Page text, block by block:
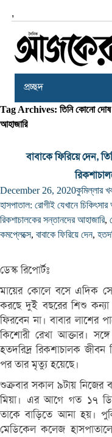
,
প্রচ্ছদ
Tag Archives: তিনি কোনো দোষ
আহাজারি
বাবাকে ফিরিয়ে দেন,
December 26, 2020কুমিল্লার
হাসপাতাল: রোগীই যেখানে
রিকশাচালকের সন্তানদের আহাজারি,
কমপ্লেক্সে, বাবাকে ফিরিয়ে দেন,
ডেস্ক রিপোর্টঃ
মায়ের কোলে বসে এদিক
করছে দুই বছরের শিশু
ফিরবেন না। বাবার লাশের
কিশোরী রেখা আক্তার। সঙ্গে
হতদরিদ্র রিকশাচালক জীবন
পর তার মৃত্যু হয়েছে।
শুক্রবার সকাল ৯টায় নিজের
মিয়া। এর আগে গত ১৭
তাকে বাড়িতে আনা হয়।
মেডিকেল কলেজ